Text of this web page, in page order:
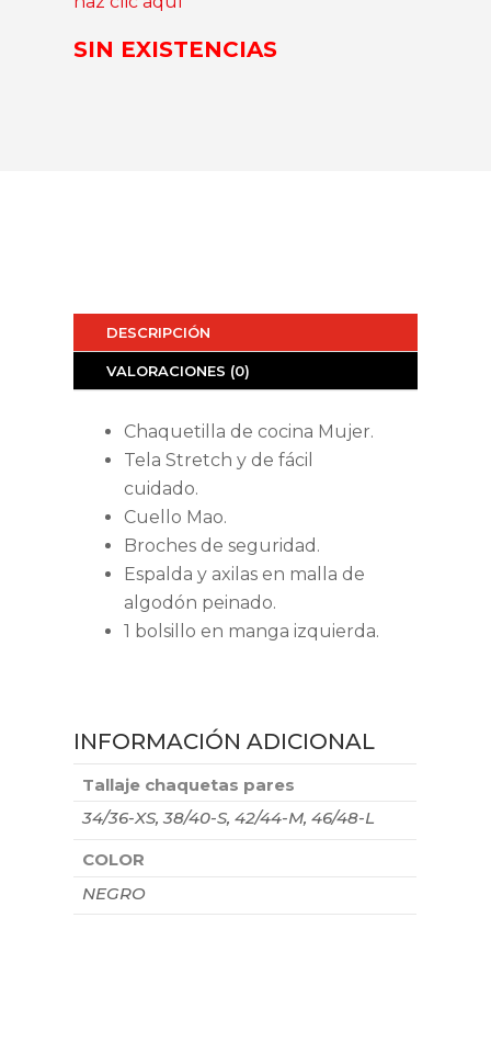
SIN EXISTENCIAS
DESCRIPCIÓN
VALORACIONES (0)
Chaquetilla de cocina Mujer.
Tela Stretch y de fácil
cuidado.
Cuello Mao.
Broches de seguridad.
Espalda y axilas en malla de
algodón peinado.
1 bolsillo en manga izquierda.
INFORMACIÓN ADICIONAL
Tallaje chaquetas pares
34/36-XS, 38/40-S, 42/44-M, 46/48-L
COLOR
NEGRO